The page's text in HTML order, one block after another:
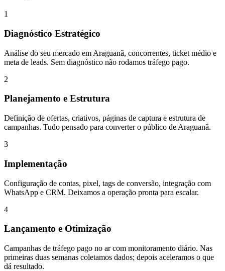
1
Diagnóstico Estratégico
Análise do seu mercado em Araguanã, concorrentes, ticket médio e
meta de leads. Sem diagnóstico não rodamos tráfego pago.
2
Planejamento e Estrutura
Definição de ofertas, criativos, páginas de captura e estrutura de
campanhas. Tudo pensado para converter o público de Araguanã.
3
Implementação
Configuração de contas, pixel, tags de conversão, integração com
WhatsApp e CRM. Deixamos a operação pronta para escalar.
4
Lançamento e Otimização
Campanhas de tráfego pago no ar com monitoramento diário. Nas
primeiras duas semanas coletamos dados; depois aceleramos o que
dá resultado.